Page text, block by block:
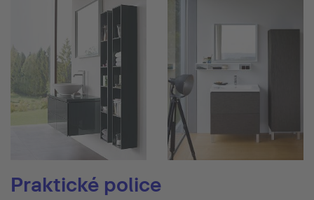
Praktické police